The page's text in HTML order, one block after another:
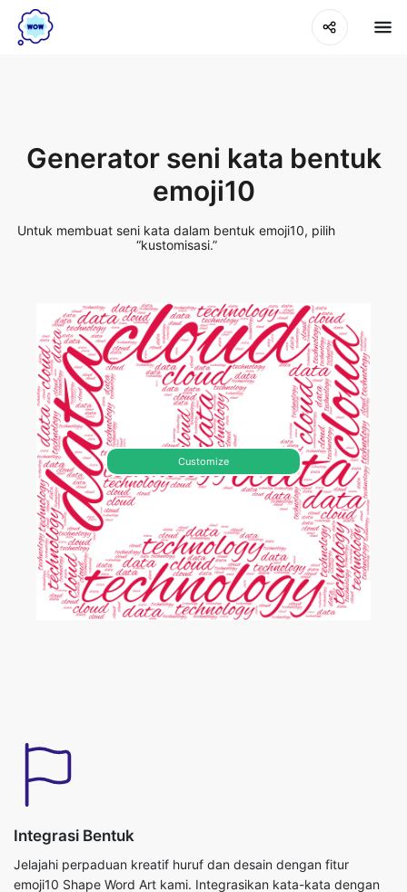
Generator seni kata bentuk
emoji10
Untuk membuat seni kata dalam bentuk emoji10, pilih
“kustomisasi.”
Customize
Integrasi Bentuk
Jelajahi perpaduan kreatif huruf dan desain dengan fitur
emoji10 Shape Word Art kami. Integrasikan kata-kata dengan